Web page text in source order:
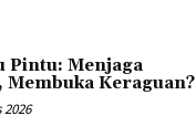
Pintu: Menjaga
Membuka Keraguan?
2026